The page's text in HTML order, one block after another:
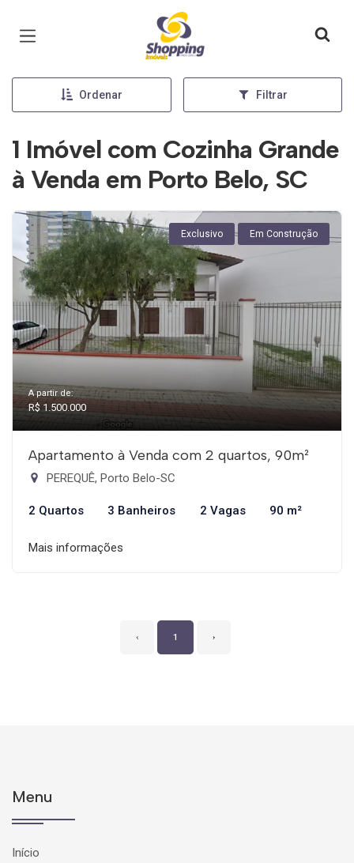
Página inicial
Ordenar Filtrar
1 Imóvel com Cozinha Grande
à Venda em Porto Belo, SC
Exclusivo Em Construção
A partir de:
R$ 1.500.000
Apartamento à Venda com 2 quartos, 90m²
PEREQUÊ, Porto Belo-SC
2 Quartos 3 Banheiros 2 Vagas 90 m²
Mais informações
‹ 1 ›
Menu
Início